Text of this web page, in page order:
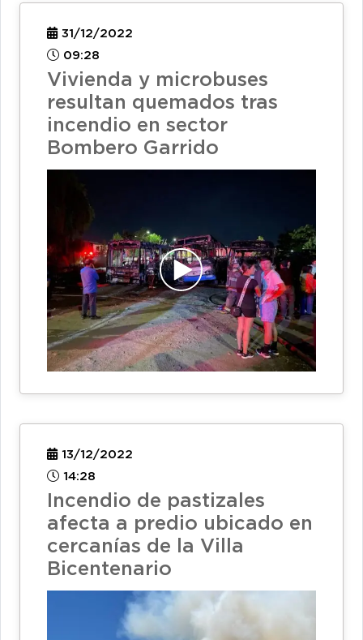
31/12/2022
09:28
Vivienda y microbuses
resultan quemados tras
incendio en sector
Bombero Garrido
13/12/2022
14:28
Incendio de pastizales
afecta a predio ubicado en
cercanías de la Villa
Bicentenario